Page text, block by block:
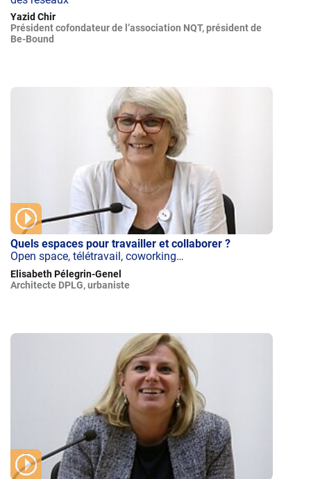
Yazid Chir
Président cofondateur de l’association NQT, président de
Be-Bound
Quels espaces pour travailler et collaborer ?
Open space, télétravail, coworking…
Elisabeth Pélegrin-Genel
Architecte DPLG, urbaniste